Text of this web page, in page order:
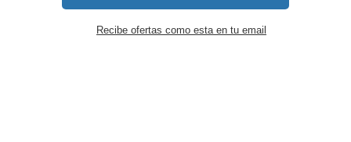
Recibe ofertas como esta en tu email